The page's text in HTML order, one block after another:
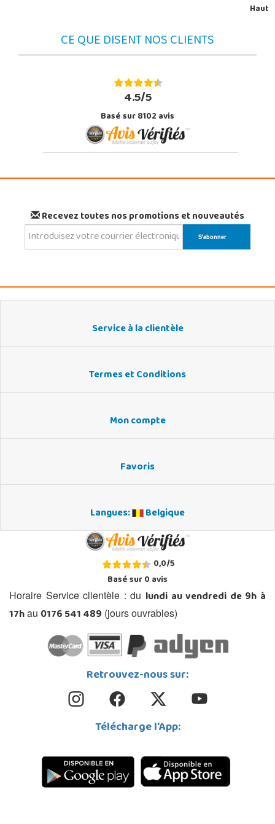
Haut
CE QUE DISENT NOS CLIENTS
4.5/5
Basé sur 8102 avis
Recevez toutes nos promotions et nouveautés
Service à la clientèle
Termes et Conditions
Mon compte
Favoris
Langues: Belgique
0,0/5
Basé sur0avis
Horaire Service clientèle : du lundi au vendredi de 9h à
17hau 0176 541 489 (jours ouvrables)
Retrouvez-nous sur:
Télécharge l'App: